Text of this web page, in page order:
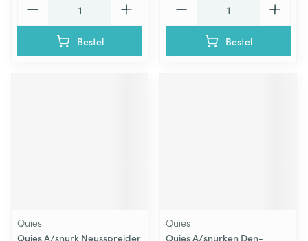
Bestel Bestel
Quies
Quies A/snurk Neusspreider
Quies
Quies A/snurken Den-